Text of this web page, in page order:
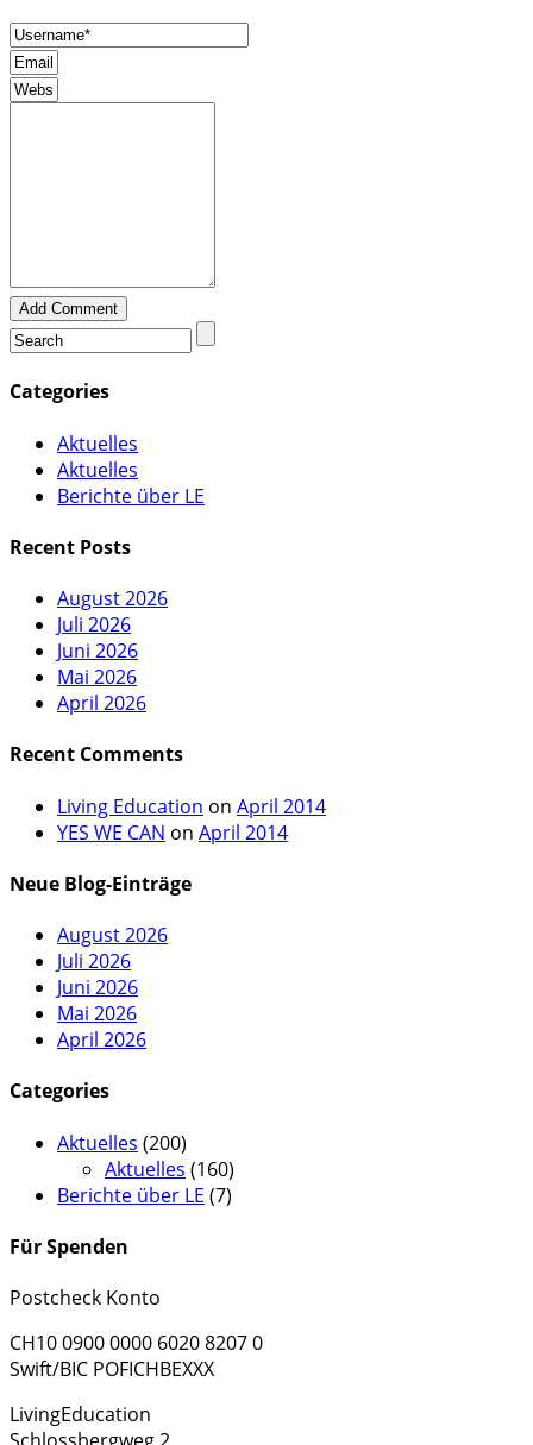
Add Comment
Categories
Aktuelles
Aktuelles
Berichte über LE
Recent Posts
August 2026
Juli 2026
Juni 2026
Mai 2026
April 2026
Recent Comments
Living Education on April 2014
YES WE CAN on April 2014
Neue Blog-Einträge
August 2026
Juli 2026
Juni 2026
Mai 2026
April 2026
Categories
Aktuelles (200)
Aktuelles (160)
Berichte über LE (7)
Für Spenden
Postcheck Konto
CH10 0900 0000 6020 8207 0
Swift/BIC POFICHBEXXX
LivingEducation